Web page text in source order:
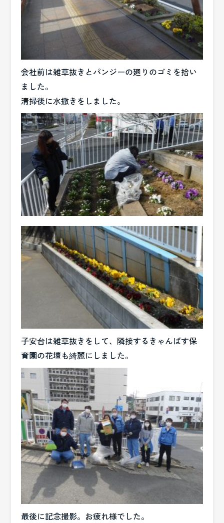
会社前は雑草抜きとパンジーの廻りのゴミを拾い
ました。
清掃後に水撒きをしました。
子安台は雑草抜きをして、隣接するきゃんばす保
育園の花壇も綺麗にしました。
最後に記念撮影。お疲れ様でした。